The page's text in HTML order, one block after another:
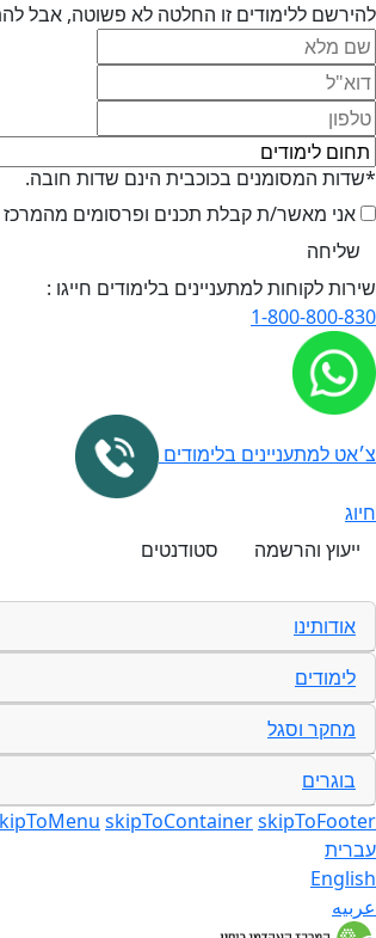
להירשם ללימודים זו החלטה לא פשוטה, אבל
*שדות המסומנים בכוכבית הינם שדות חובה.
אני מאשר/ת קבלת תכנים ופרסומים מהמרכז
שירות לקוחות למתעניינים בלימודים חייגו :
1-800-800-830
צ׳אט למתעניינים בלימודים
חיוג
ייעוץ והרשמה
סטודנטים
אודותינו
לימודים
מחקר וסגל
בוגרים
skipToContainerskipToFooter
עברית
English
عربيه